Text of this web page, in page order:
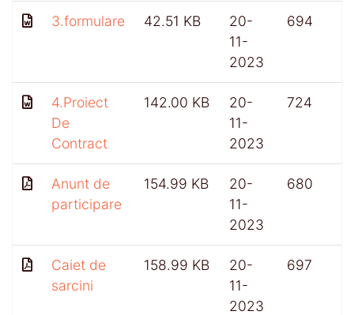
3.formulare 42.51 KB
20-
11-
2023
694
4.Proiect
De
Contract
142.00 KB
20-
11-
2023
724
Anunt de
participare
154.99 KB
20-
11-
2023
680
Caiet de
sarcini
158.99 KB
20-
11-
2023
697